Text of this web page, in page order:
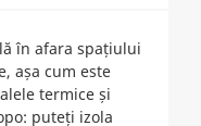
în afara spațiului
așa cum este
termice și
puteți izola